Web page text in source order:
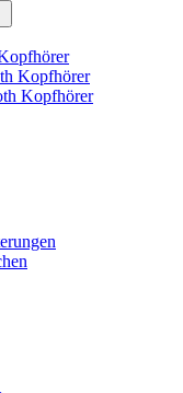
Kopfhörer
Kopfhörer